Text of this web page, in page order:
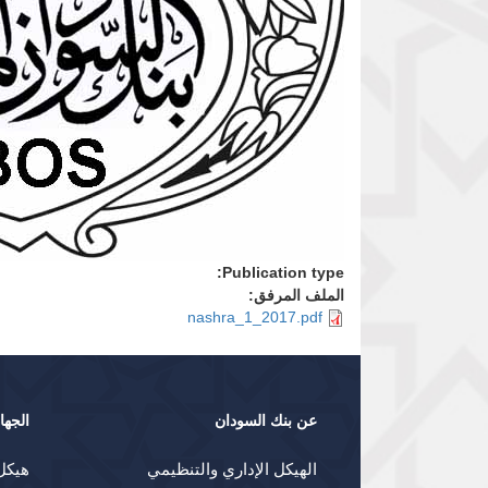
Publication type:
الملف المرفق:
nashra_1_2017.pdf
عن بنك السودان
الهيكل الإداري والتنظيمي